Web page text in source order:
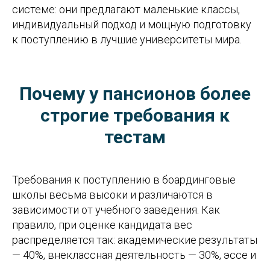
системе: они предлагают маленькие классы,
индивидуальный подход и мощную подготовку
к поступлению в лучшие университеты мира.
Почему у пансионов более
строгие требования к
тестам
Требования к поступлению в боардинговые
школы весьма высоки и различаются в
зависимости от учебного заведения. Как
правило, при оценке кандидата вес
распределяется так: академические результаты
— 40%, внеклассная деятельность — 30%, эссе и